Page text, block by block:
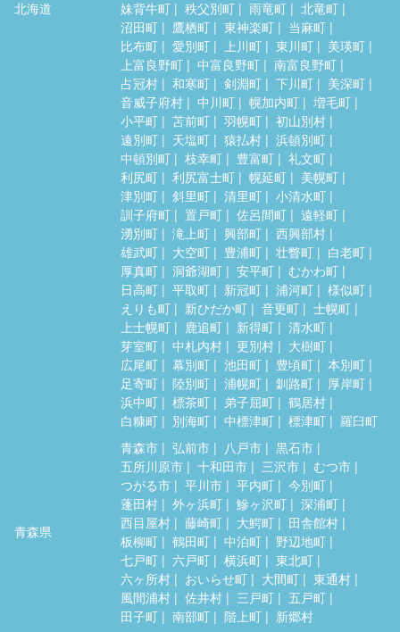
北海道
妹背牛町
秩父別町 雨竜町
北竜町
沼田町
鷹栖町 東神楽町
当麻町
比布町
愛別町 上川町 東川町
美瑛町
上富良野町
中富良野町
南富良野町
占冠村
和寒町 剣淵町 下川町
美深町
音威子府村
中川町 幌加内町
増毛町
小平町
苫前町 羽幌町
初山別村
遠別町
天塩町 猿払村
浜頓別町
中頓別町
枝幸町 豊富町
礼文町
利尻町
利尻富士町 幌延町
美幌町
津別町
斜里町 清里町
小清水町
訓子府町
置戸町 佐呂間町
遠軽町
湧別町
滝上町 興部町
西興部村
雄武町
大空町 豊浦町 壮瞥町
白老町
厚真町
洞爺湖町 安平町
むかわ町
日高町
平取町 新冠町 浦河町
様似町
えりも町
新ひだか町 音更町
士幌町
上士幌町
鹿追町 新得町
清水町
芽室町
中札内村 更別村
大樹町
広尾町
幕別町 池田町 豊頃町
本別町
足寄町
陸別町 浦幌町 釧路町
厚岸町
浜中町
標茶町 弟子屈町
鶴居村
白糠町
別海町 中標津町 標津町 羅臼町
青森県
青森市 弘前市 八戸市
黒石市
五所川原市
十和田市 三沢市
むつ市
つがる市
平川市 平内町
今別町
蓬田村
外ヶ浜町 鰺ヶ沢町
深浦町
西目屋村
藤崎町 大鰐町
田舎館村
板柳町
鶴田町 中泊町
野辺地町
七戸町
六戸町 横浜町
東北町
六ヶ所村
おいらせ町 大間町
東通村
風間浦村
佐井村 三戸町
五戸町
田子町
南部町 階上町 新郷村